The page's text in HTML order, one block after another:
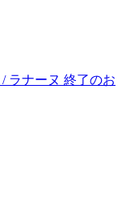
/ ラナーヌ 終了のお